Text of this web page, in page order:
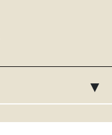
العربيّة
▸